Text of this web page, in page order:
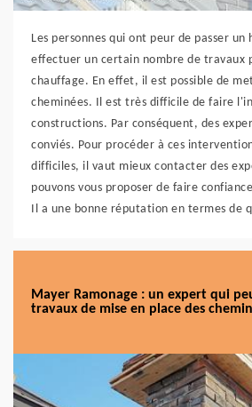
Les personnes qui ont peur de passer
effectuer un certain nombre de travaux
chauffage. En effet, il est possible de
cheminées. Il est très difficile de faire
constructions. Par conséquent, des
conviés. Pour procéder à ces
difficiles, il vaut mieux contacter des
pouvons vous proposer de faire
Il a une bonne réputation en termes de
Mayer Ramonage : un expert qui
travaux de mise en place des